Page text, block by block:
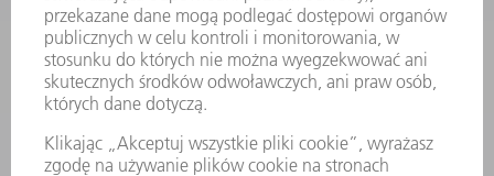
OPROGRAMOWANIE
USŁUGI SERWISOWE
ZASTOSOWANIA
BRANŻE
FIRMA
OFERTY STANOWISK
PROFIL FIRMY